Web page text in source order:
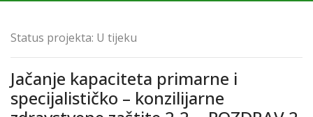
Status projekta: U tijeku
Jačanje kapaciteta primarne i
specijalističko – konzilijarne